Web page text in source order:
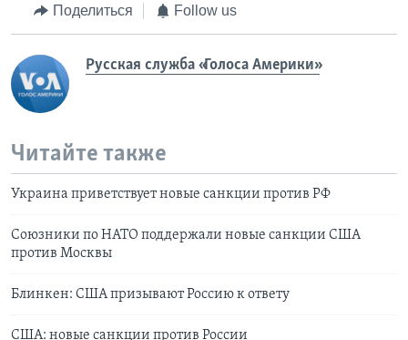
Поделиться Follow us
Русская служба «Голоса Америки»
Читайте также
Украина приветствует новые санкции против РФ
Союзники по НАТО поддержали новые санкции США
против Москвы
Блинкен: США призывают Россию к ответу
США: новые санкции против России